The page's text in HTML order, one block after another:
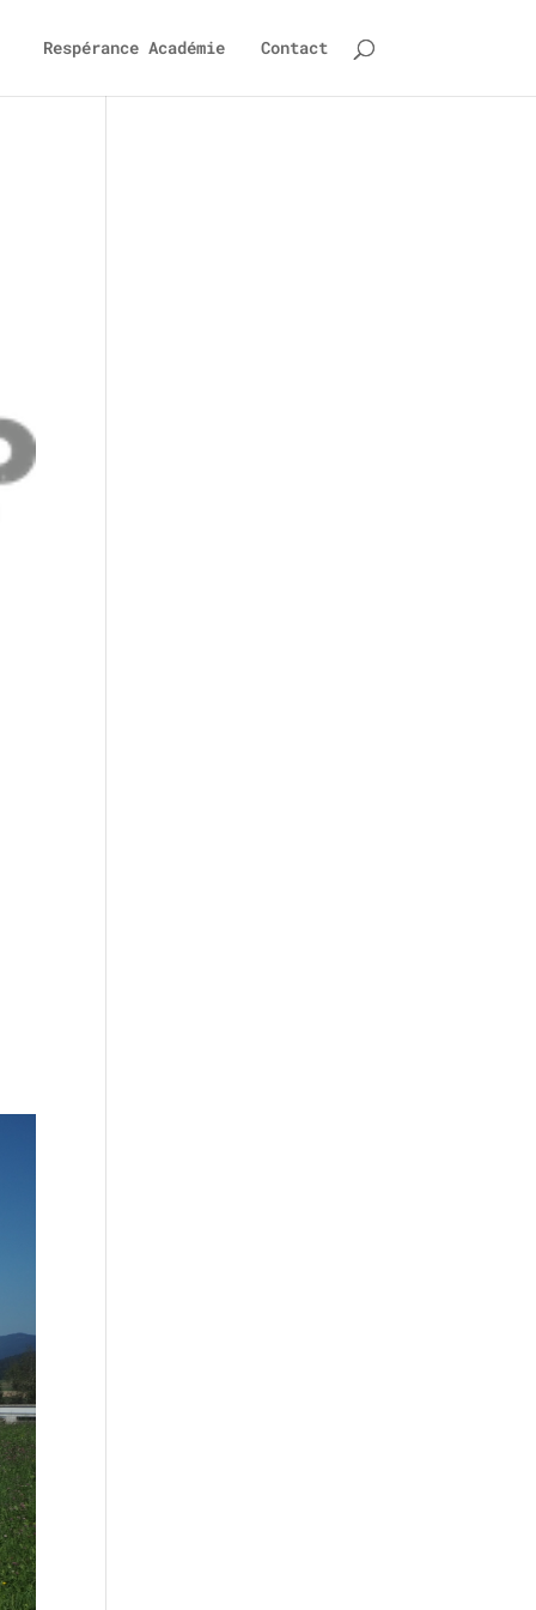
Respérance Académie Contact